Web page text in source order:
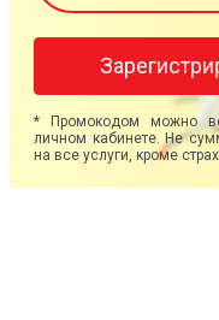
* Промокодом можно
личном кабинете. Не
на все услуги, кроме